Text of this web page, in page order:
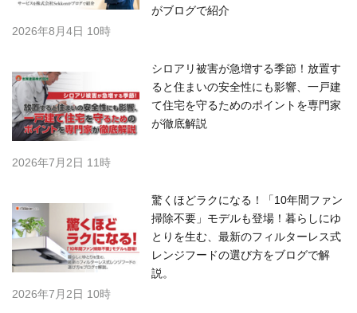
がブログで紹介
2026年8月4日 10時
シロアリ被害が急増する季節！放置す
ると住まいの安全性にも影響、一戸建
て住宅を守るためのポイントを専門家
が徹底解説
2026年7月2日 11時
驚くほどラクになる！「10年間ファン
掃除不要」モデルも登場！暮らしにゆ
とりを生む、最新のフィルターレス式
レンジフードの選び方をブログで解
説。
2026年7月2日 10時